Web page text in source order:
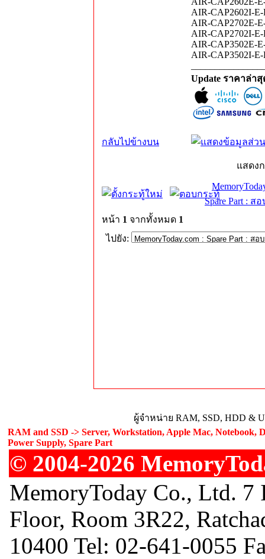
AIR-CAP2602I-E-
AIR-CAP2702E-
AIR-CAP2702I-E-
AIR-CAP3502E-
AIR-CAP3502I-E-
Update ราคาล่า
กลับไปข้างบน
แสดง
Spare Part : ส
หน้า 1 จากทั้งหมด 1
ไปยัง:
ผู้จำหน่าย RAM, SSD, HDD &
RAM and SSD -> Server, Workstation, Apple Mac, Notebook,
Power Supply, Spare Part
© 2004-2026
MemoryToday Co., Ltd.
Floor, Room 3R22,
10400 Tel: 02-641-0055